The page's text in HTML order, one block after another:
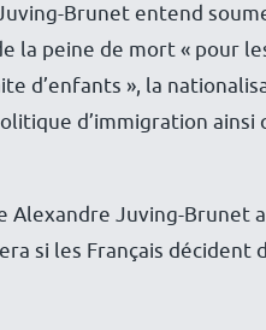
Brunet entend
la peine de mort « pour
d’enfants », la
d’immigration ainsi
Alexandre Juving-Brunet
si les Français décident